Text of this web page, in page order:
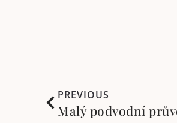
PREVIOUS